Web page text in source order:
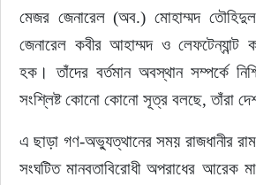
মেজর জেনারেল (অব.) মোহাম্মদ
জেনারেল কবীর আহাম্মদ ও
হক। তাঁদের বর্তমান অবস্থান সম্পর্কে
সংশ্লিষ্ট কোনো কোনো সূত্র বলছে, তাঁরা
এ ছাড়া গণ-অভ্যুত্থানের সময় রাজধানীর
সংঘটিত মানবতাবিরোধী অপরাধের আরেক